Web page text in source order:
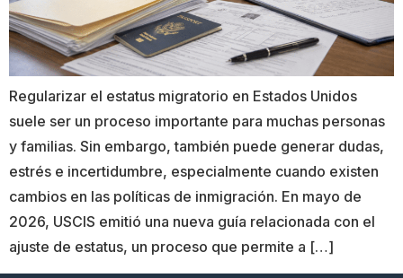
Regularizar el estatus migratorio en Estados Unidos
suele ser un proceso importante para muchas personas
y familias. Sin embargo, también puede generar dudas,
estrés e incertidumbre, especialmente cuando existen
cambios en las políticas de inmigración. En mayo de
2026, USCIS emitió una nueva guía relacionada con el
ajuste de estatus, un proceso que permite a […]